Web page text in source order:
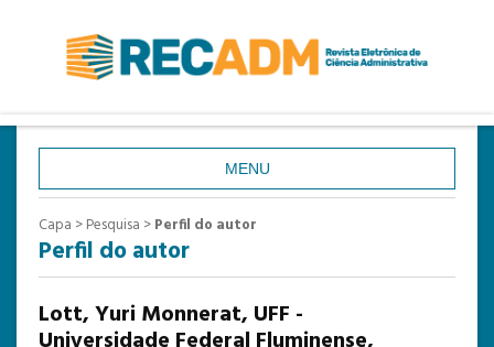
MENU
CAPA
SOBRE
CADASTRO
Capa >Pesquisa >Perfil do autor
Perfil do autor
Lott, Yuri Monnerat, UFF -